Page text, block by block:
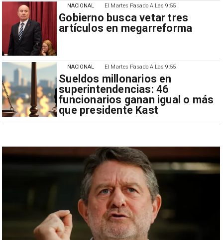
El Martes Pasado A Las 9:55
Gobierno busca vetar tres
artículos en megarreforma
NACIONAL
El Martes Pasado A Las 9:55
Sueldos millonarios en
superintendencias: 46
funcionarios ganan igual o más
que presidente Kast
NACIONAL